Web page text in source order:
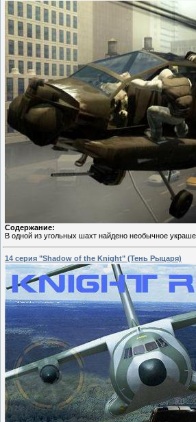
Содержание:
В одной из угольных шахт найдено необычное
14 серия "Shadow of the Knight" (Тень Рыцаря)